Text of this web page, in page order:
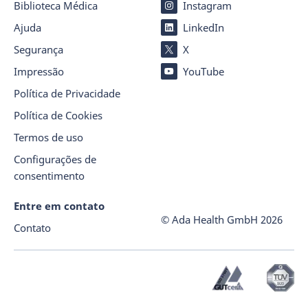
Biblioteca Médica
Ajuda
Segurança
Impressão
Política de Privacidade
Política de Cookies
Termos de uso
Configurações de
consentimento
Instagram
LinkedIn
X
YouTube
Entre em contato
Contato
© Ada Health GmbH 2026